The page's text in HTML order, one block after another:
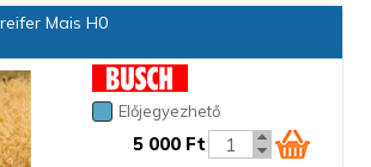
Mais H0
Előjegyezhető
5 000 Ft